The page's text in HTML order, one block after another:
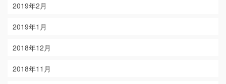
2019年2月
2019年1月
2018年12月
2018年11月